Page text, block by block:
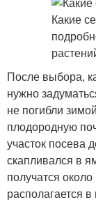
После выбора,
нужно
не погибли
плодородную
участок посева
скапливался в
получатся
располагается в